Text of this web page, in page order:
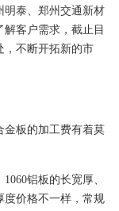
明泰、郑州交通新材
客户需求，截止目
，不断开拓新的市
板的加工费有着莫
铝板的长宽厚、
度价格不一样，常规